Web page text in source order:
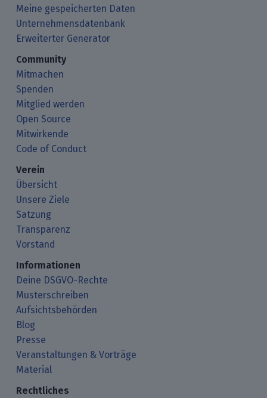
Meine gespeicherten Daten
Unternehmensdatenbank
Erweiterter Generator
Community
Mitmachen
Spenden
Mitglied werden
Open Source
Mitwirkende
Code of Conduct
Verein
Übersicht
Unsere Ziele
Satzung
Transparenz
Vorstand
Informationen
Deine DSGVO-Rechte
Musterschreiben
Aufsichtsbehörden
Blog
Presse
Veranstaltungen & Vorträge
Material
Rechtliches